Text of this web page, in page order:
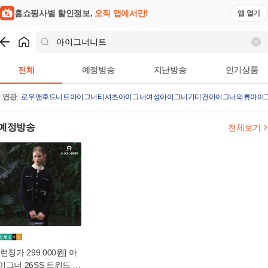
홈쇼핑사별 할인정보, 오직 앱에서만! 앱 열기
전체 예정방송 지난방송 인기상품
연관 로우앤후드니트아이그너티셔츠아이그너여성아이그너가디건아이그너의류아이
정방송 전체보기
칭가 299.000원] 아
그너 26SS 트위드 니